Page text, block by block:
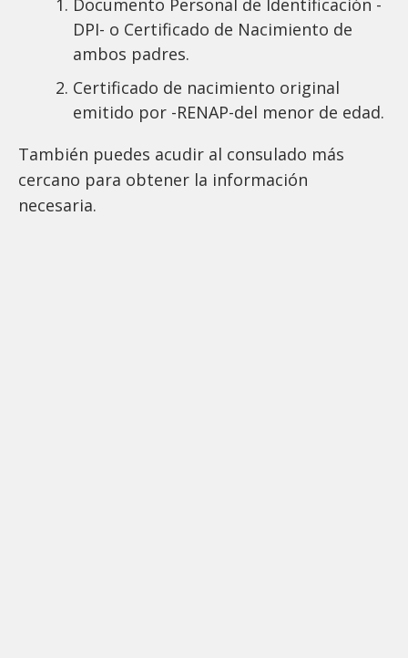
Documento Personal de Identificación -
DPI- o Certificado de Nacimiento de
ambos padres.
Certificado de nacimiento original
emitido por -RENAP-del menor de edad.
También puedes acudir al consulado más
cercano para obtener la información
necesaria.